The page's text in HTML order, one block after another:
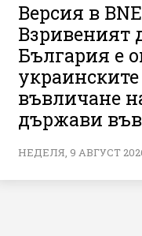
Версия в
Взривеният
България е
въвличане
държави
НЕДЕЛЯ, 9 АВГУСТ